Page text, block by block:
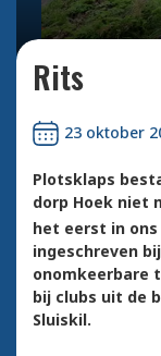
Rits
23 oktober
Plotsklaps
dorp Hoek niet
het eerst in
ingeschreven
onomkeerbare
bij clubs uit de
Sluiskil.